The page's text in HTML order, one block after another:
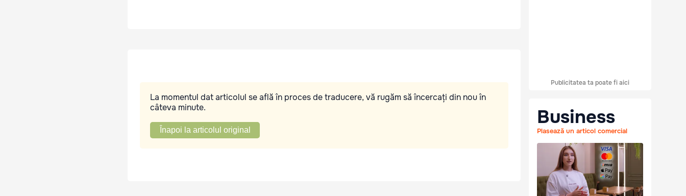
La momentul dat articolul se află în proces de traducere, vă rugăm să încercați din nou în
câteva minute.
Înapoi la articolul original
Publicitatea ta poate fi aici
Business
Plasează un articol comercial